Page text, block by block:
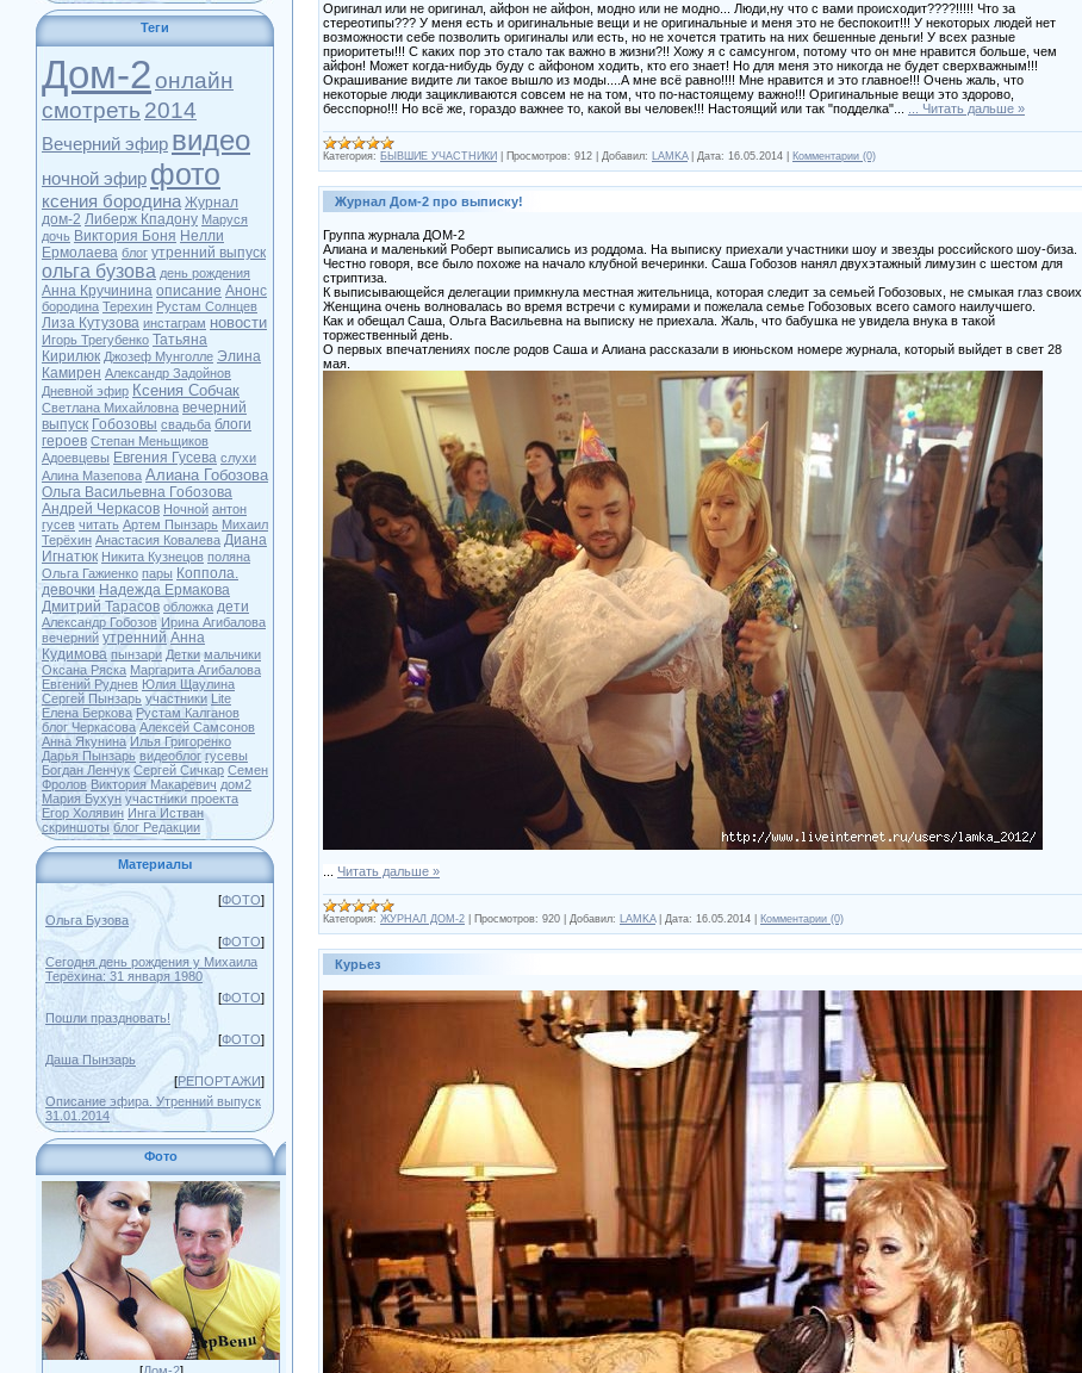
Теги
Дом-2 онлайн
смотреть 2014
Вечерний эфир видео
ночной эфир фото
ксения бородина Журнал
дом-2 Либерж Кпадону Маруся
дочь Виктория Боня Нелли
Ермолаева блог утренний выпуск
ольга бузова день рождения
Анна Кручинина описание Анонс
бородина Терехин Рустам Солнцев
Лиза Кутузова инстаграм новости
Игорь Трегубенко Татьяна
Кирилюк Джозеф Мунголле Элина
Камирен Александр Задойнов
Дневной эфир Ксения Собчак
Светлана Михайловна вечерний
выпуск Гобозовы свадьба блоги
героев Степан Меньщиков
Адоевцевы Евгения Гусева слухи
Алина Мазепова Алиана Гобозова
Ольга Васильевна Гобозова
Андрей Черкасов Ночной антон
гусев читать Артем Пынзарь Михаил
Терёхин Анастасия Ковалева Диана
Игнатюк Никита Кузнецов поляна
Ольга Гажиенко пары Коппола.
девочки Надежда Ермакова
Дмитрий Тарасов обложка дети
Александр Гобозов Ирина Агибалова
вечерний утренний Анна
Кудимова пынзари Детки мальчики
Оксана Ряска Маргарита Агибалова
Евгений Руднев Юлия Щаулина
Сергей Пынзарь участники Lite
Елена Беркова Рустам Калганов
блог Черкасова Алексей Самсонов
Анна Якунина Илья Григоренко
Дарья Пынзарь видеоблог гусевы
Богдан Ленчук Сергей Сичкар Семен
Фролов Виктория Макаревич дом2
Мария Бухун участники проекта
Егор Холявин Инга Истван
скриншоты блог Редакции
Материалы
[ФОТО]
Ольга Бузова
[ФОТО]
Сегодня день рождения у Михаила
Терёхина: 31 января 1980
[ФОТО]
Пошли праздновать!
[ФОТО]
Даша Пынзарь
[РЕПОРТАЖИ]
Описание эфира. Утренний выпуск
31.01.2014
Фото
Оригинал или не оригинал, айфон не айфон, модно или не модно... Люди,ну что с вами происходит????!!!!! Что за
стереотипы??? У меня есть и оригинальные вещи и не оригинальные и меня это не беспокоит!!! У некоторых людей нет
возможности себе позволить оригиналы или есть, но не хочется тратить на них бешенные деньги! У всех разные
приоритеты!!! С каких пор это стало так важно в жизни?!! Хожу я с самсунгом, потому что он мне нравится больше, чем
айфон! Может когда-нибудь буду с айфоном ходить, кто его знает! Но для меня это никогда не будет сверхважным!!!
Окрашивание видите ли такое вышло из моды....А мне всё равно!!!! Мне нравится и это главное!!! Очень жаль, что
некоторые люди зацикливаются совсем не на том, что по-настоящему важно!!! Оригинальные вещи это здорово,
бесспорно!!! Но всё же, гораздо важнее то, какой вы человек!!! Настоящий или так "подделка"...
Читать дальше »
Категория: БЫВШИЕ УЧАСТНИКИ Просмотров: 912 Добавил: LAMKA Дата: 16.05.2014 Комментарии (0)
Журнал Дом-2 про выписку!
Группа журнала ДОМ-2
Алиана и маленький Роберт выписались из роддома. На выписку приехали участники шоу и звезды российского шоу-биза.
Честно говоря, все было похоже на начало клубной вечеринки. Саша Гобозов нанял двухэтажный лимузин с шестом для
стриптиза.
К выписывающейся делегации примкнула местная жительница, которая следит за семьей Гобозовых, не смыкая глаз своих.
Женщина очень волновалась во время встречи с кумирами и пожелала семье Гобозовых всего самого наилучшего.
Как и обещал Саша, Ольга Васильевна на выписку не приехала. Жаль, что бабушка не увидела внука в такой
торжественный день.
О первых впечатлениях после родов Саша и Алиана рассказали в июньском номере журнала, который выйдет в свет 28
мая.
Читать дальше »
Категория: ЖУРНАЛ ДОМ-2 Просмотров: 920 Добавил: LAMKA Дата: 16.05.2014 Комментарии (0)
Курьез